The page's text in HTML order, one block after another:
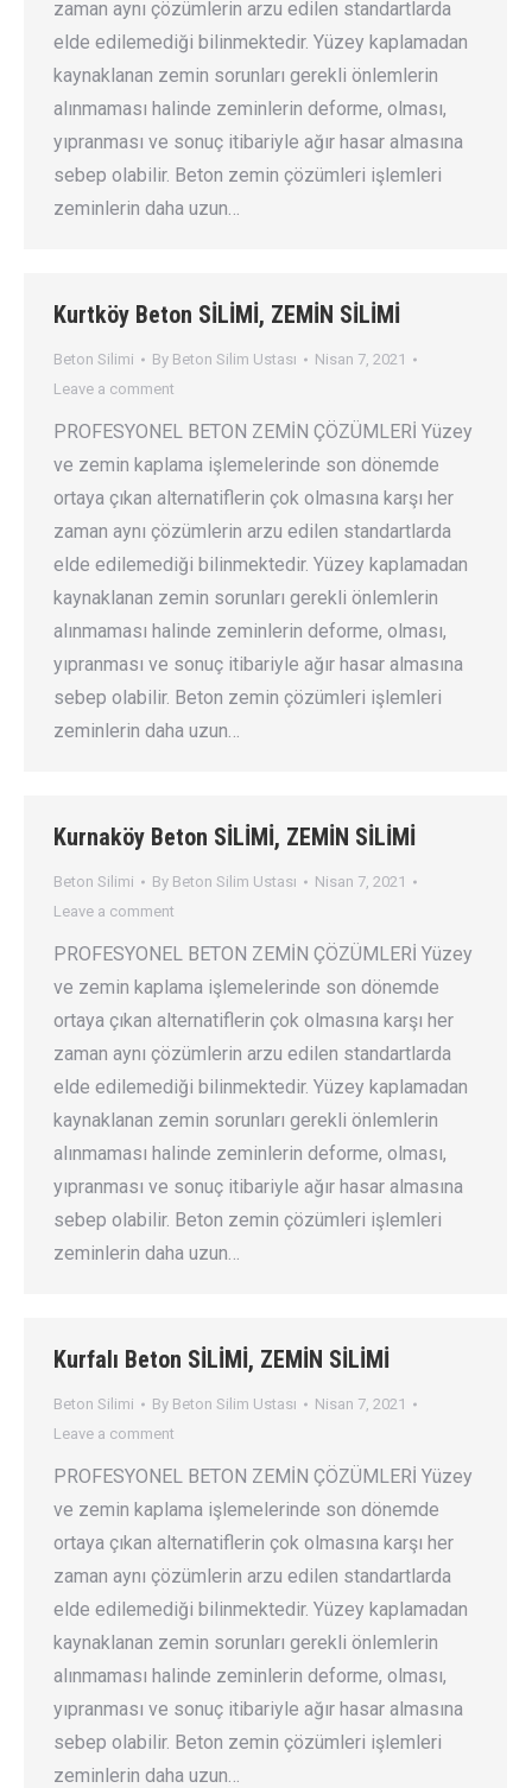
zaman aynı çözümlerin arzu edilen standartlarda
elde edilemediği bilinmektedir. Yüzey kaplamadan
kaynaklanan zemin sorunları gerekli önlemlerin
alınmaması halinde zeminlerin deforme, olması,
yıpranması ve sonuç itibariyle ağır hasar almasına
sebep olabilir. Beton zemin çözümleri işlemleri
zeminlerin daha uzun…
Kurtköy Beton SİLİMİ, ZEMİN SİLİMİ
Beton Silimi By Beton Silim Ustası
Nisan 7, 2021
Leave a comment
PROFESYONEL BETON ZEMİN ÇÖZÜMLERİ Yüzey
ve zemin kaplama işlemelerinde son dönemde
ortaya çıkan alternatiflerin çok olmasına karşı her
zaman aynı çözümlerin arzu edilen standartlarda
elde edilemediği bilinmektedir. Yüzey kaplamadan
kaynaklanan zemin sorunları gerekli önlemlerin
alınmaması halinde zeminlerin deforme, olması,
yıpranması ve sonuç itibariyle ağır hasar almasına
sebep olabilir. Beton zemin çözümleri işlemleri
zeminlerin daha uzun…
Kurnaköy Beton SİLİMİ, ZEMİN SİLİMİ
Beton Silimi By Beton Silim Ustası
Nisan 7, 2021
Leave a comment
PROFESYONEL BETON ZEMİN ÇÖZÜMLERİ Yüzey
ve zemin kaplama işlemelerinde son dönemde
ortaya çıkan alternatiflerin çok olmasına karşı her
zaman aynı çözümlerin arzu edilen standartlarda
elde edilemediği bilinmektedir. Yüzey kaplamadan
kaynaklanan zemin sorunları gerekli önlemlerin
alınmaması halinde zeminlerin deforme, olması,
yıpranması ve sonuç itibariyle ağır hasar almasına
sebep olabilir. Beton zemin çözümleri işlemleri
zeminlerin daha uzun…
Kurfalı Beton SİLİMİ, ZEMİN SİLİMİ
Beton Silimi By Beton Silim Ustası
Nisan 7, 2021
Leave a comment
PROFESYONEL BETON ZEMİN ÇÖZÜMLERİ Yüzey
ve zemin kaplama işlemelerinde son dönemde
ortaya çıkan alternatiflerin çok olmasına karşı her
zaman aynı çözümlerin arzu edilen standartlarda
elde edilemediği bilinmektedir. Yüzey kaplamadan
kaynaklanan zemin sorunları gerekli önlemlerin
alınmaması halinde zeminlerin deforme, olması,
yıpranması ve sonuç itibariyle ağır hasar almasına
sebep olabilir. Beton zemin çözümleri işlemleri
zeminlerin daha uzun…